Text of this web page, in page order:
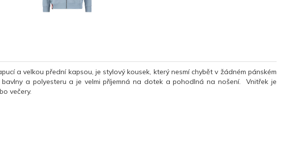
a velkou přední kapsou, je stylový kousek, který nesmí chybět v žádném pánském
a polyesteru a je velmi příjemná na dotek a pohodlná na nošení. Vnitřek je
večery.